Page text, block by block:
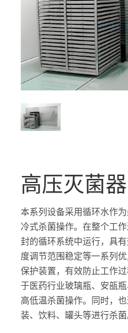
高压灭菌器
本系列设备采用循环水作
冷式杀菌操作。在整个工
封的循环系统中运行，具
度调节范围稳定等一系列
保护装置，有效防止工作
于医药行业玻璃瓶、安瓿
高低温杀菌操作。同时，
装、饮料、罐头等进行杀菌